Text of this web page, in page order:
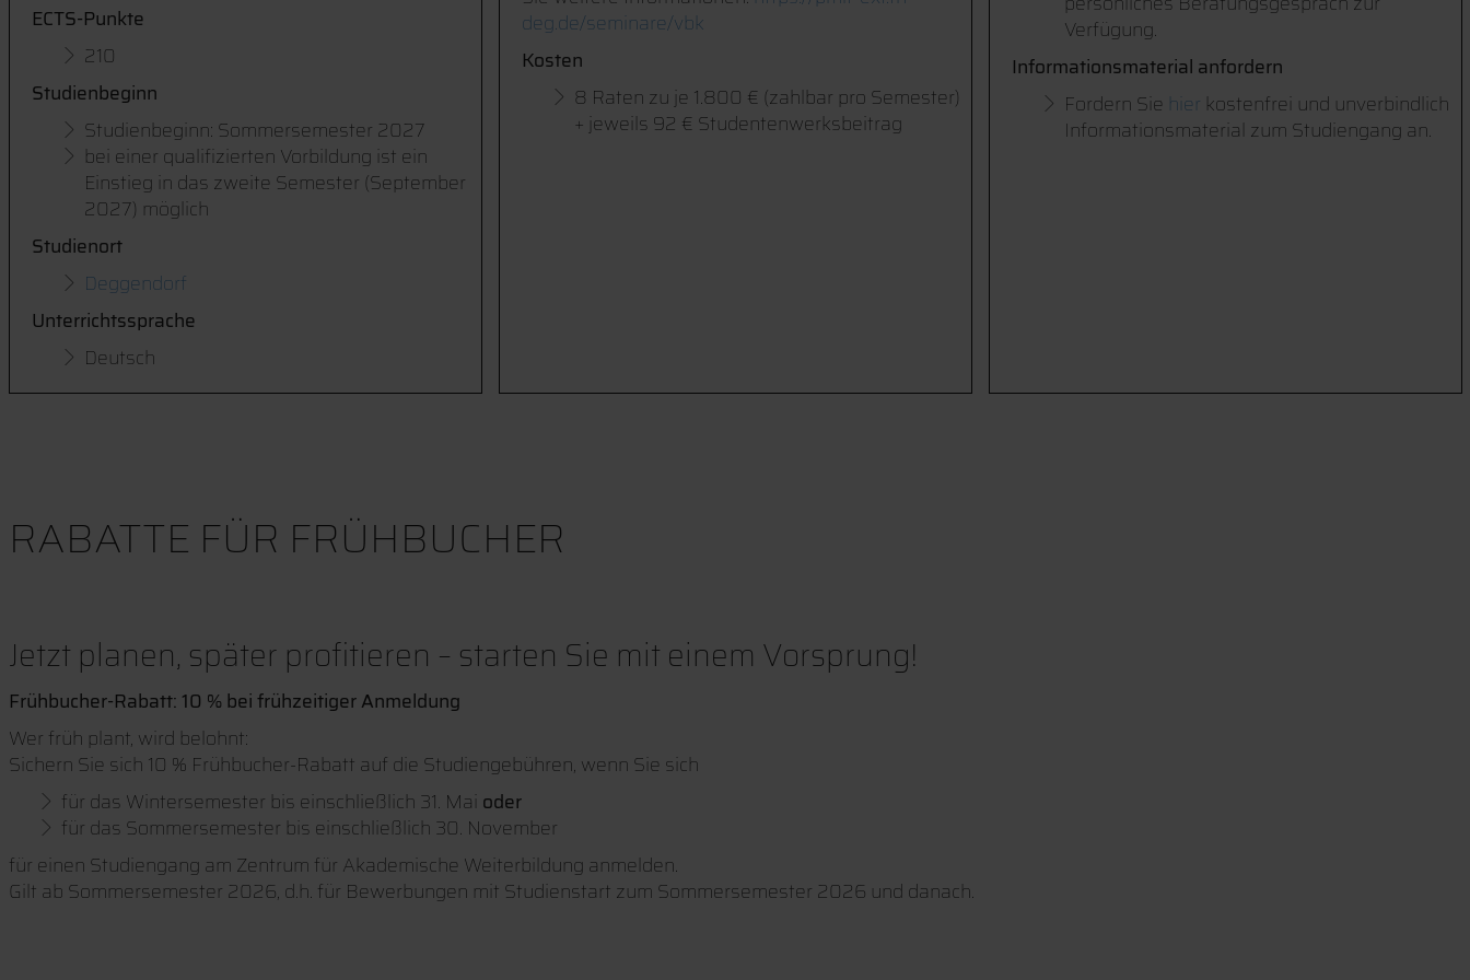
ECTS-Punkte
210
Studienbeginn
Studienbeginn: Sommersemester 2027
bei einer qualifizierten Vorbildung ist ein
Einstieg in das zweite Semester (September
2027) möglich
Studienort
Deggendorf
Unterrichtssprache
Deutsch
deg.de/seminare/vbk
Kosten
8 Raten zu je 1.800 € (zahlbar pro Semester)
+ jeweils 92 € Studentenwerksbeitrag
Verfügung.
Informationsmaterial anfordern
Fordern Sie hier kostenfrei und unverbindlich
Informationsmaterial zum Studiengang an.
RABATTE FÜR FRÜHBUCHER
Jetzt planen, später profitieren – starten Sie mit einem Vorsprung!
Frühbucher-Rabatt: 10 % bei frühzeitiger Anmeldung
Wer früh plant, wird belohnt:
Sichern Sie sich 10 % Frühbucher-Rabatt auf die Studiengebühren, wenn Sie sich
für das Wintersemester bis einschließlich 31. Mai oder
für das Sommersemester bis einschließlich 30. November
für einen Studiengang am Zentrum für Akademische Weiterbildung anmelden.
Gilt ab Sommersemester 2026, d.h. für Bewerbungen mit Studienstart zum Sommersemester 2026 und danach.